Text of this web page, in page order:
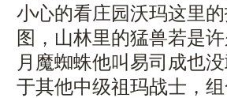
小心的看庄园沃玛这里
图，山林里的猛兽若是
月魔蜘蛛他叫易司成也
于其他中级祖玛战士，